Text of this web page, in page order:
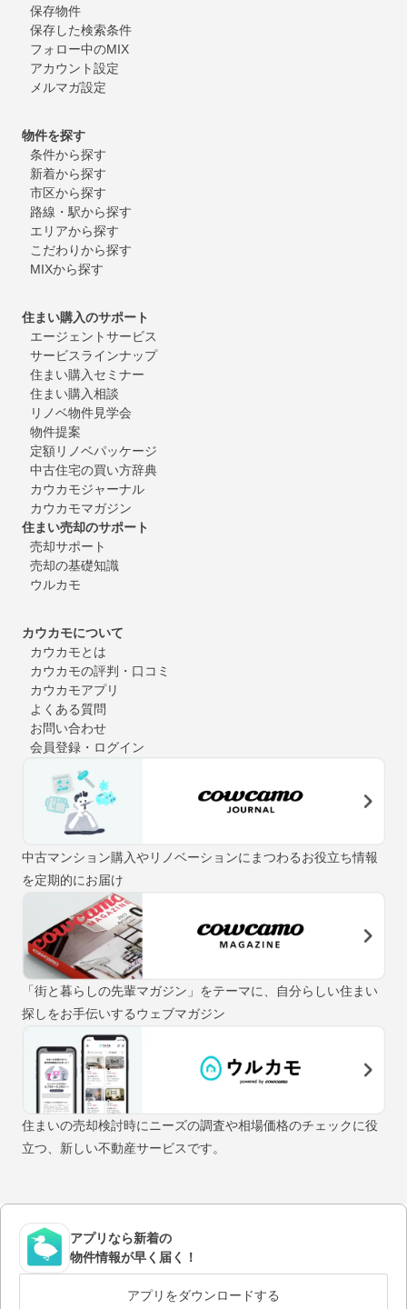
保存物件
保存した検索条件
フォロー中のMIX
アカウント設定
メルマガ設定
物件を探す
条件から探す
新着から探す
市区から探す
路線・駅から探す
エリアから探す
こだわりから探す
MIXから探す
住まい購入のサポート
エージェントサービス
サービスラインナップ
住まい購入セミナー
住まい購入相談
リノベ物件見学会
物件提案
定額リノベパッケージ
中古住宅の買い方辞典
カウカモジャーナル
カウカモマガジン
住まい売却のサポート
売却サポート
売却の基礎知識
ウルカモ
カウカモについて
カウカモとは
カウカモの評判・口コミ
カウカモアプリ
よくある質問
お問い合わせ
会員登録・ログイン
中古マンション購入やリノベーションにまつわるお役立ち情報
を定期的にお届け
「街と暮らしの先輩マガジン」をテーマに、自分らしい住まい
探しをお手伝いするウェブマガジン
住まいの売却検討時にニーズの調査や相場価格のチェックに役
立つ、新しい不動産サービスです。
アプリなら新着の
物件情報が早く届く！
アプリをダウンロードする